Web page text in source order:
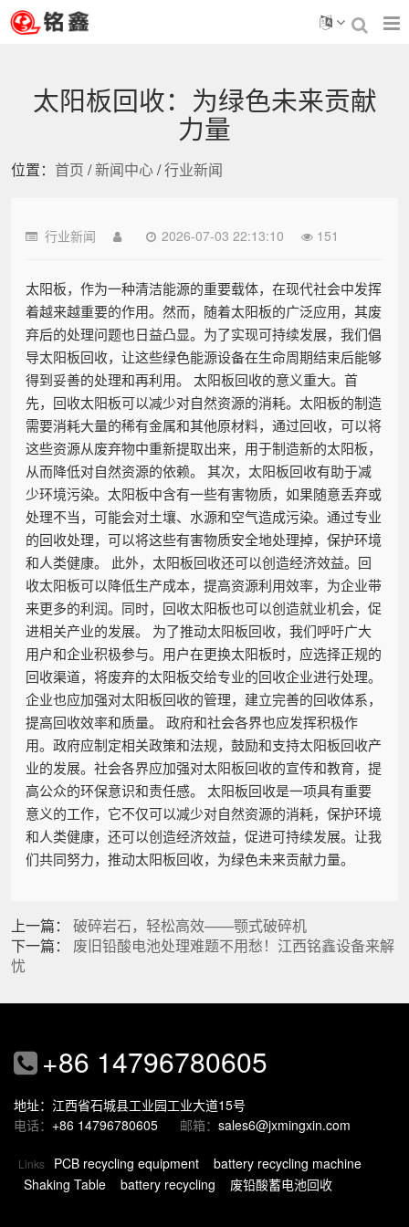
太阳板回收：为绿色未来贡献
力量
位置： 首页 /新闻中心/行业新闻
行业新闻 2026-07-03 22:13:10 151
太阳板，作为一种清洁能源的重要载体，在现代社会中发挥
着越来越重要的作用。然而，随着太阳板的广泛应用，其废
弃后的处理问题也日益凸显。为了实现可持续发展，我们倡
导太阳板回收，让这些绿色能源设备在生命周期结束后能够
得到妥善的处理和再利用。 太阳板回收的意义重大。首
先，回收太阳板可以减少对自然资源的消耗。太阳板的制造
需要消耗大量的稀有金属和其他原材料，通过回收，可以将
这些资源从废弃物中重新提取出来，用于制造新的太阳板，
从而降低对自然资源的依赖。 其次，太阳板回收有助于减
少环境污染。太阳板中含有一些有害物质，如果随意丢弃或
处理不当，可能会对土壤、水源和空气造成污染。通过专业
的回收处理，可以将这些有害物质安全地处理掉，保护环境
和人类健康。 此外，太阳板回收还可以创造经济效益。回
收太阳板可以降低生产成本，提高资源利用效率，为企业带
来更多的利润。同时，回收太阳板也可以创造就业机会，促
进相关产业的发展。 为了推动太阳板回收，我们呼吁广大
用户和企业积极参与。用户在更换太阳板时，应选择正规的
回收渠道，将废弃的太阳板交给专业的回收企业进行处理。
企业也应加强对太阳板回收的管理，建立完善的回收体系，
提高回收效率和质量。 政府和社会各界也应发挥积极作
用。政府应制定相关政策和法规，鼓励和支持太阳板回收产
业的发展。社会各界应加强对太阳板回收的宣传和教育，提
高公众的环保意识和责任感。 太阳板回收是一项具有重要
意义的工作，它不仅可以减少对自然资源的消耗，保护环境
和人类健康，还可以创造经济效益，促进可持续发展。让我
们共同努力，推动太阳板回收，为绿色未来贡献力量。
上一篇： 破碎岩石，轻松高效——颚式破碎机
下一篇： 废旧铅酸电池处理难题不用愁！江西铭鑫设备来解
忧
+86 14796780605
地址：江西省石城县工业园工业大道15号
电话： +86 14796780605 邮箱： sales6@jxmingxin.com
Links PCB recycling equipment
battery recycling machine
Shaking Table
battery recycling 废铅酸蓄电池回收